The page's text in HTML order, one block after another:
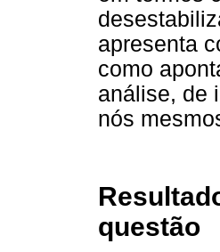
apresenta
como
análise, de
nós
questão